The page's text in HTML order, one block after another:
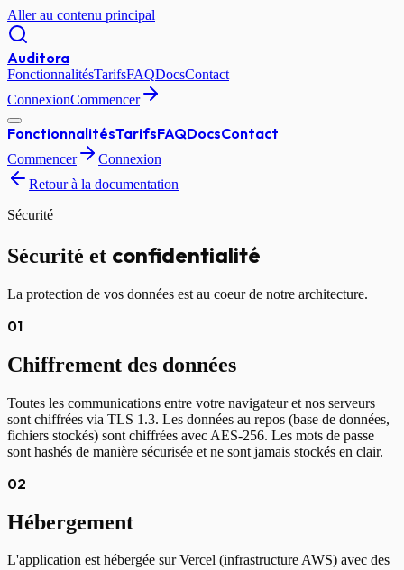
Aller au contenu principal
Auditora
FonctionnalitésTarifsFAQDocsContact
ConnexionCommencer
FonctionnalitésTarifsFAQDocsContact
Commencer
Connexion
Retour à la documentation
Sécurité
Sécurité et confidentialité
La protection de vos données est au coeur de notre architecture.
01
Chiffrement des données
Toutes les communications entre votre navigateur et nos serveurs
sont chiffrées via TLS 1.3. Les données au repos (base de données,
fichiers stockés) sont chiffrées avec AES-256. Les mots de passe
sont hashés de manière sécurisée et ne sont jamais stockés en clair.
02
Hébergement
L'application est hébergée sur Vercel (infrastructure AWS) avec des